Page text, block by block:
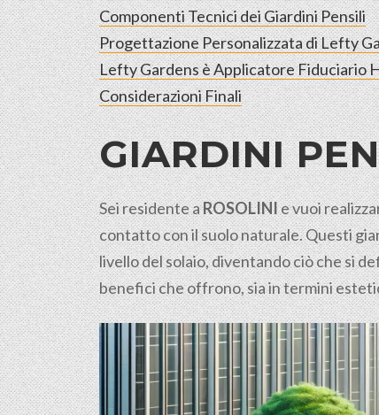
Componenti Tecnici dei Giardini Pensili
Progettazione Personalizzata di Lefty
Lefty Gardens è Applicatore Fiduciario
Considerazioni Finali
GIARDINI
Sei residente aROSOLINIe vuoi
contatto con il suolonaturale. Questi
livello del solaio, diventando ciò che si
benefici che offrono, sia in termini